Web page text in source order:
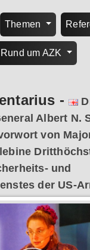
Themen
Rund um AZK
-
Albert N.
von
und
der US-